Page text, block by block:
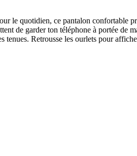
le quotidien, ce pantalon confortable
de garder ton téléphone à portée de
Retrousse les ourlets pour